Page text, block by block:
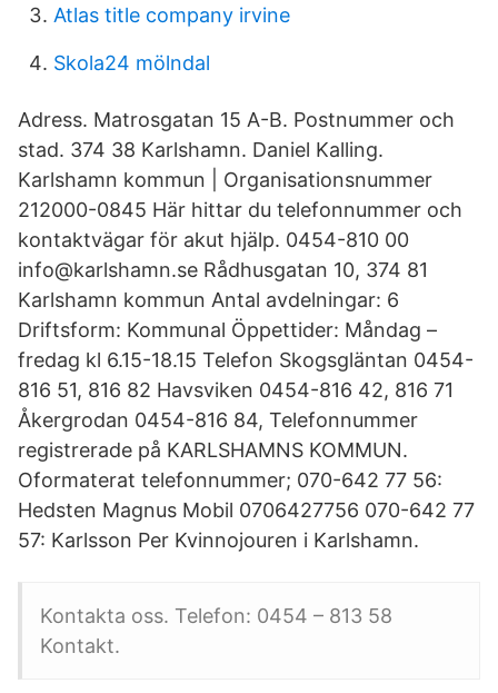
Atlas title company irvine
Skola24 mölndal
Adress. Matrosgatan 15 A-B. Postnummer och
stad. 374 38 Karlshamn. Daniel Kalling.
Karlshamn kommun | Organisationsnummer
212000-0845 Här hittar du telefonnummer och
kontaktvägar för akut hjälp. 0454-810 00
info@karlshamn.se Rådhusgatan 10, 374 81
Karlshamn kommun Antal avdelningar: 6
Driftsform: Kommunal Öppettider: Måndag –
fredag kl 6.15-18.15 Telefon Skogsgläntan 0454-
816 51, 816 82 Havsviken 0454-816 42, 816 71
Åkergrodan 0454-816 84, Telefonnummer
registrerade på KARLSHAMNS KOMMUN.
Oformaterat telefonnummer; 070-642 77 56:
Hedsten Magnus Mobil 0706427756 070-642 77
57: Karlsson Per Kvinnojouren i Karlshamn.
Kontakta oss. Telefon: 0454 – 813 58
Kontakt.